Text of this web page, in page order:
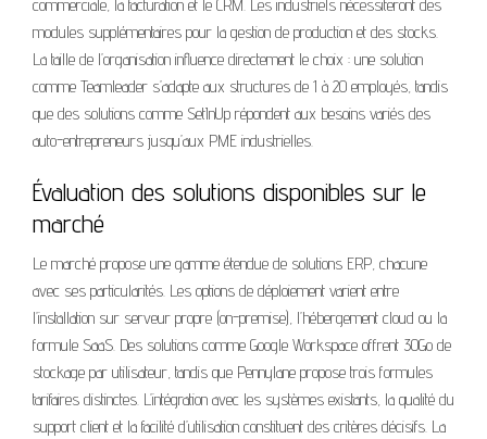
commerciale, la facturation et le CRM. Les industriels nécessiteront des
modules supplémentaires pour la gestion de production et des stocks.
La taille de l’organisation influence directement le choix : une solution
comme Teamleader s’adapte aux structures de 1 à 20 employés, tandis
que des solutions comme SetInUp répondent aux besoins variés des
auto-entrepreneurs jusqu’aux PME industrielles.
Évaluation des solutions disponibles sur le
marché
Le marché propose une gamme étendue de solutions ERP, chacune
avec ses particularités. Les options de déploiement varient entre
l’installation sur serveur propre (on-premise), l’hébergement cloud ou la
formule SaaS. Des solutions comme Google Workspace offrent 30Go de
stockage par utilisateur, tandis que Pennylane propose trois formules
tarifaires distinctes. L’intégration avec les systèmes existants, la qualité du
support client et la facilité d’utilisation constituent des critères décisifs. La